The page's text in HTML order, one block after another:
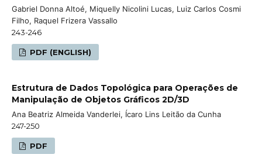
Gabriel Donna Altoé, Miquelly Nicolini Lucas, Luiz Carlos Cosmi
Filho, Raquel Frizera Vassallo
243-246
PDF (ENGLISH)
Estrutura de Dados Topológica para Operações de
Manipulação de Objetos Gráficos 2D/3D
Ana Beatriz Almeida Vanderlei, Ícaro Lins Leitão da Cunha
247-250
PDF